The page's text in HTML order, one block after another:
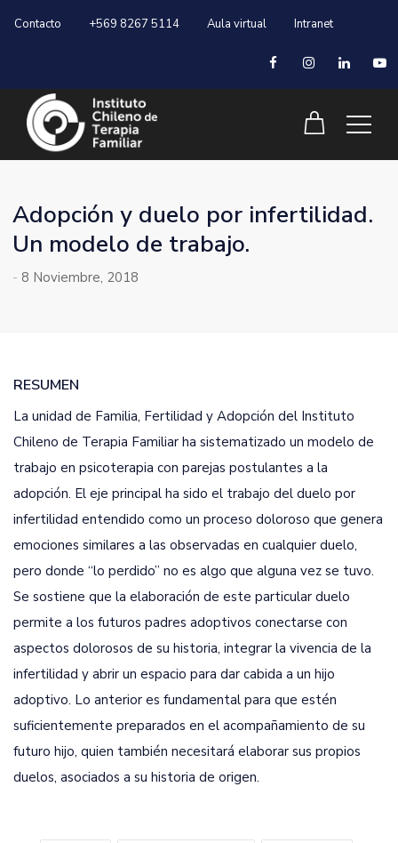
Contacto +569 8267 5114 Aula virtual Intranet
Adopción y duelo por infertilidad.
Un modelo de trabajo.
- 8 Noviembre, 2018
RESUMEN
La unidad de Familia, Fertilidad y Adopción del Instituto
Chileno de Terapia Familiar ha sistematizado un modelo de
trabajo en psicoterapia con parejas postulantes a la
adopción. El eje principal ha sido el trabajo del duelo por
infertilidad entendido como un proceso doloroso que genera
emociones similares a las observadas en cualquier duelo,
pero donde “lo perdido” no es algo que alguna vez se tuvo.
Se sostiene que la elaboración de este particular duelo
permite a los futuros padres adoptivos conectarse con
aspectos dolorosos de su historia, integrar la vivencia de la
infertilidad y abrir un espacio para dar cabida a un hijo
adoptivo. Lo anterior es fundamental para que estén
suficientemente preparados en el acompañamiento de su
futuro hijo, quien también necesitará elaborar sus propios
duelos, asociados a su historia de origen.